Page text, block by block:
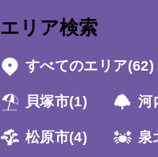
エリア検索
すべてのエリア(62)
貝塚市(1) 河
松原市(4) 泉